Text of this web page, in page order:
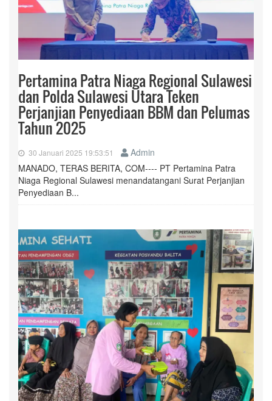
Pertamina Patra Niaga Regional Sulawesi
dan Polda Sulawesi Utara Teken
Perjanjian Penyediaan BBM dan Pelumas
Tahun 2025
30 Januari 2025 19:53:51
Admin
MANADO, TERAS BERITA, COM---- PT Pertamina Patra
Niaga Regional Sulawesi menandatangani Surat Perjanjian
Penyediaan B...